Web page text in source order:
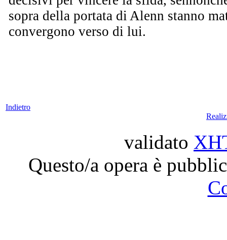
sopra della portata di Alenn stanno
convergono verso di lui.
Indietro
validato
Questo/a opera è